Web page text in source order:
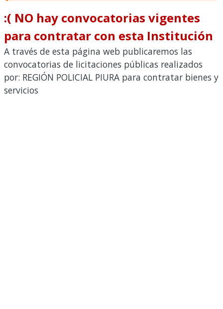
:( NO hay convocatorias vigentes
para contratar con esta Institución
A través de esta página web publicaremos las
convocatorias de licitaciones públicas realizados
por: REGIÓN POLICIAL PIURA para contratar bienes y
servicios